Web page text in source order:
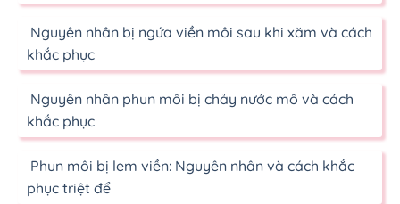
Nguyên nhân bị ngứa viền môi sau khi xăm và cách
khắc phục
Nguyên nhân phun môi bị chảy nước mô và cách
khắc phục
Phun môi bị lem viền: Nguyên nhân và cách khắc
phục triệt để